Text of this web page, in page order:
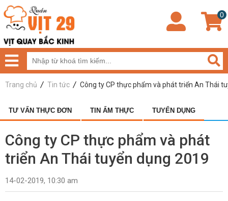
0
Trang chủ Tin tức Công ty CP thực phẩm và phát triển An Thái
TƯ VẤN THỰC ĐƠN TIN ẨM THỰC TUYỂN DỤNG
Công ty CP thực phẩm và phát
triển An Thái tuyển dụng 2019
14-02-2019, 10:30 am